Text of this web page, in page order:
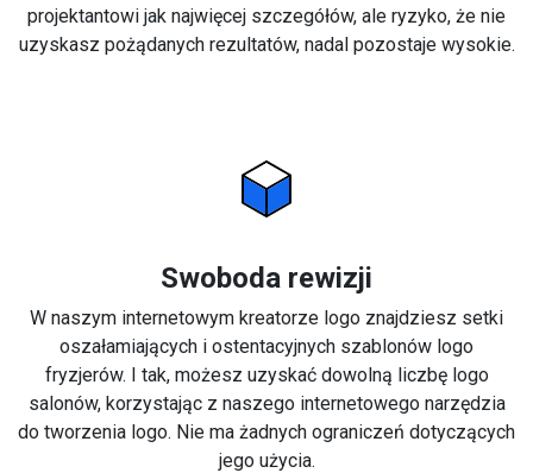
projektantowi jak najwięcej szczegółów, ale ryzyko, że nie
uzyskasz pożądanych rezultatów, nadal pozostaje wysokie.
Swoboda rewizji
W naszym internetowym kreatorze logo znajdziesz setki
oszałamiających i ostentacyjnych szablonów logo
fryzjerów. I tak, możesz uzyskać dowolną liczbę logo
salonów, korzystając z naszego internetowego narzędzia
do tworzenia logo. Nie ma żadnych ograniczeń dotyczących
jego użycia.